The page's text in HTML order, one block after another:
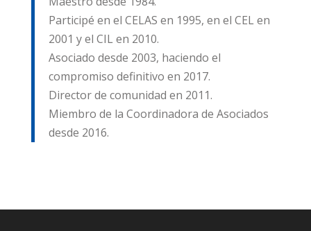
Participé en el CELAS en 1995, en el CEL en
2001 y el CIL en 2010.
Asociado desde 2003, haciendo el
compromiso definitivo en 2017.
Director de comunidad en 2011.
Miembro de la Coordinadora de Asociados
desde 2016.